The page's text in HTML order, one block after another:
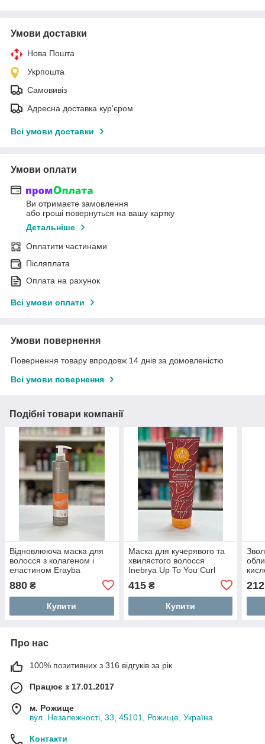
Умови доставки
Нова Пошта
Укрпошта
Самовивіз
Адресна доставка кур'єром
Всі умови доставки
Умови оплати
Ви отримаєте замовлення
або гроші повернуться на вашу картку
Детальніше
Оплатити частинами
Післяплата
Оплата на рахунок
Всі умови оплати
Умови повернення
Повернення товару впродовж 14 днів за домовленістю
Всі умови повернення
Подібні товари компанії
Відновлююча маска для
волосся з колагеном і
еластином Erayba
880 ₴
Купити
Маска для кучерявого та
хвилястого волосся
Inebrya Up To You Curl
415₴
Купити
212
Про нас
100% позитивних з 316 відгуків за рік
Працює з 17.01.2017
м. Рожище
вул. Незалежності, 33, 45101, Рожище, Україна
Контакти